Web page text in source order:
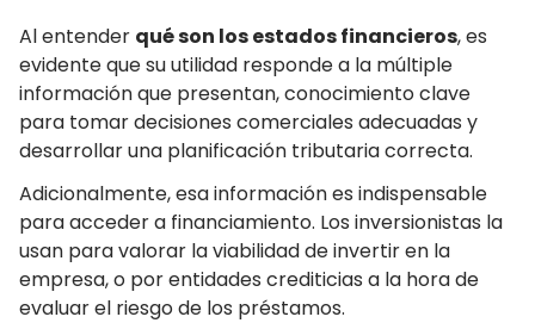
Al entender qué son los estados financieros, es
evidente que su utilidad responde a la múltiple
información que presentan, conocimiento clave
para tomar decisiones comerciales adecuadas y
desarrollar una planificación tributaria correcta.
Adicionalmente, esa información es indispensable
para acceder a financiamiento. Los inversionistas la
usan para valorar la viabilidad de invertir en la
empresa, o por entidades crediticias a la hora de
evaluar el riesgo de los préstamos.